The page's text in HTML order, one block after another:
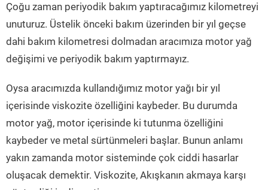
Çoğu zaman periyodik bakım yaptıracağımız kilometreyi
unuturuz. Üstelik önceki bakım üzerinden bir yıl geçse
dahi bakım kilometresi dolmadan aracımıza motor yağ
değişimi ve periyodik bakım yaptırmayız.
Oysa aracımızda kullandığımız motor yağı bir yıl
içerisinde viskozite özelliğini kaybeder. Bu durumda
motor yağ, motor içerisinde ki tutunma özelliğini
kaybeder ve metal sürtünmeleri başlar. Bunun anlamı
yakın zamanda motor sisteminde çok ciddi hasarlar
oluşacak demektir. Viskozite, Akışkanın akmaya karşı